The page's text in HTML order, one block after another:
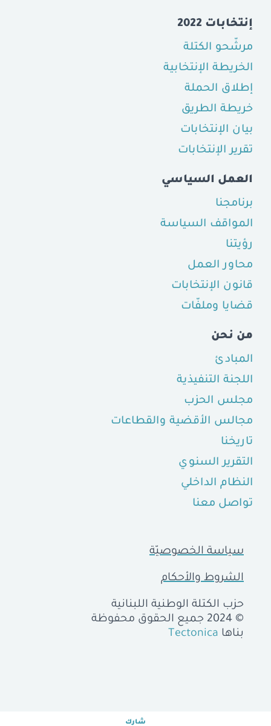
شارك
إنتخابات 2022
مرشّحو الكتلة
الخريطة الإنتخابية
إطلاق الحملة
خريطة الطريق
بيان الإنتخابات
تقرير الإنتخابات
العمل السياسي
برنامجنا
المواقف السياسة
رؤيتنا
محاور العمل
قانون الإنتخابات
قضايا وملفّات
من نحن
المبادئ
اللجنة التنفيذية
مجلس الحزب
مجالس الأقضية والقطاعات
تاريخنا
التقرير السنوي
النظام الداخلي
تواصل معنا
سياسة الخصوصيّة
الشروط والأحكام
حزب الكتلة الوطنية اللبنانية
© 2024 جميع الحقوق محفوظة
بناها Tectonica